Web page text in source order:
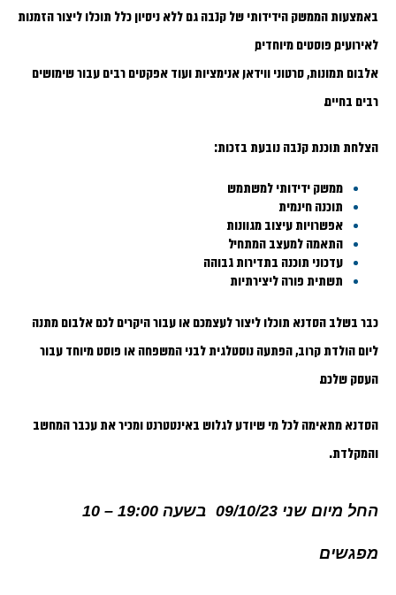
באמצעות הממשק הידידותי של קנבה גם ללא ניסיון כלל תוכלו ליצור הזמנות
לאירועים, פוסטים מיוחדים,
אלבום תמונות, סרטוני ווידאו, אנימציות ועוד אפקטים רבים עבור שימושים
רבים בחיים.
הצלחת תוכנת קנבה נובעת בזכות:
ממשק ידידותי למשתמש
תוכנה חינמית
אפשרויות עיצוב מגוונות
התאמה למעצב המתחיל
עדכוני תוכנה בתדירות גבוהה
תשתית פורה ליצירתיות
כבר בשלב הסדנא תוכלו ליצור לעצמכם או עבור היקרים לכם אלבום מתנה
ליום הולדת קרוב, הפתעה נוסטלגית לבני המשפחה או פוסט מיוחד עבור
העסק שלכם.
הסדנא מתאימה לכל מי שיודע לגלוש באינטטרנט ומכיר את עכבר המחשב
והמקלדת.
החל מיום שני 09/10/23 בשעה 19:00 – 10
מפגשים